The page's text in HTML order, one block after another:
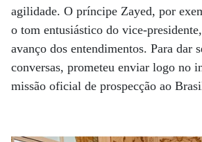
agilidade. O príncipe Zayed, por
o tom entusiástico do vice-
avanço dos entendimentos. Para dar
conversas, prometeu enviar logo no
missão oficial de prospecção ao